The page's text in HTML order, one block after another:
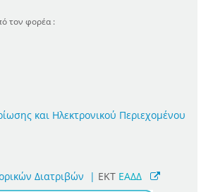
τον φορέα :
και Ηλεκτρονικού Περιεχομένου
Διατριβών | ΕΚΤ ΕΑΔΔ